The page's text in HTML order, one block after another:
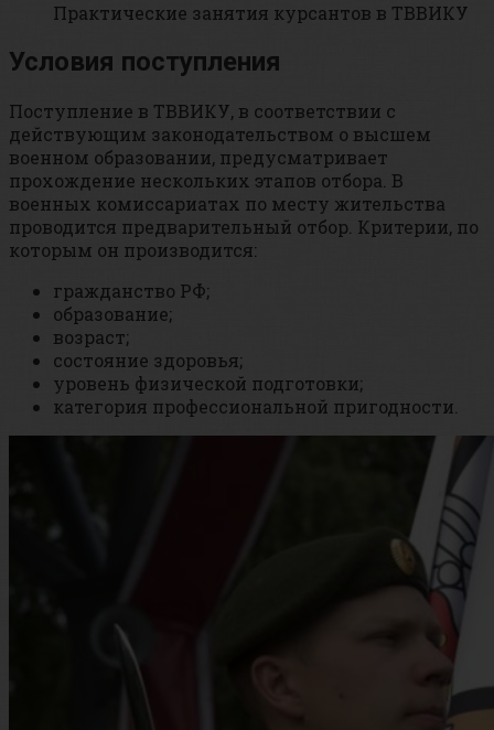
Практические занятия курсантов в ТВВИКУ
Условия поступления
Поступление в ТВВИКУ, в соответствии с
действующим законодательством о высшем
военном образовании, предусматривает
прохождение нескольких этапов отбора. В
военных комиссариатах по месту жительства
проводится предварительный отбор. Критерии, по
которым он производится:
гражданство РФ;
образование;
возраст;
состояние здоровья;
уровень физической подготовки;
категория профессиональной пригодности.